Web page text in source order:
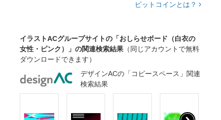
ビットコインとは？
イラストACグループサイトの「おしらせボード（白衣の
女性・ピンク）」の関連検索結果 （同じアカウントで無料
ダウンロードできます）
デザインACの「コピースペース」関連
検索結果